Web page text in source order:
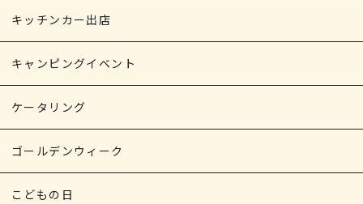
キッチンカー出店
キャンピングイベント
ケータリング
ゴールデンウィーク
こどもの日